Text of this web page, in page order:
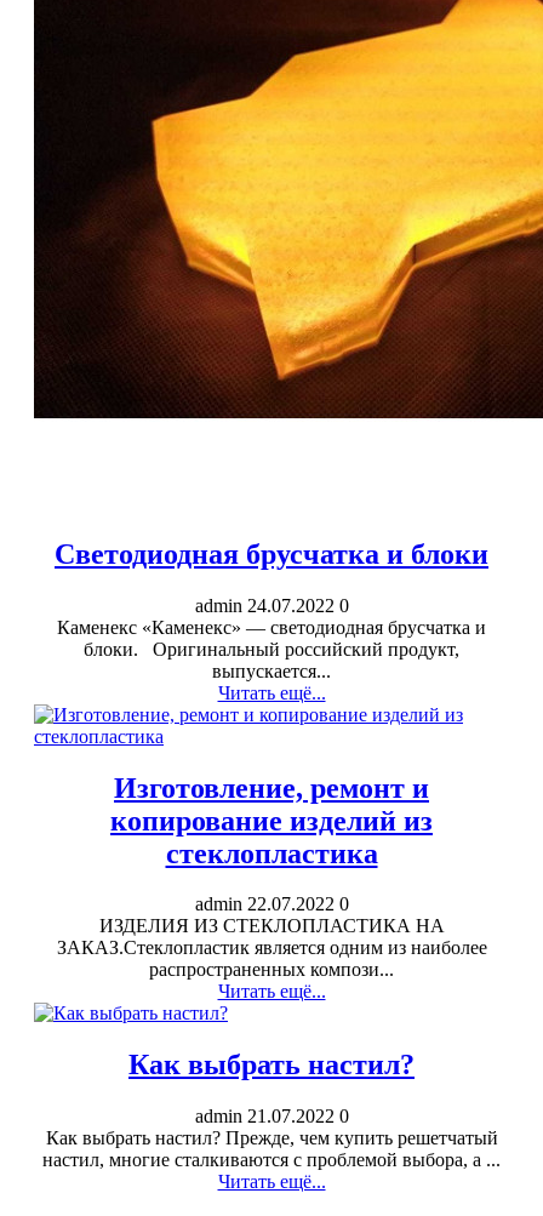
Светодиодная брусчатка и блоки
admin 24.07.2022 0
Каменекс «Каменекс» — светодиодная брусчатка и
блоки. Оригинальный российский продукт,
выпускается...
Читать ещё...
Изготовление, ремонт и
копирование изделий из
стеклопластика
admin 22.07.2022 0
ИЗДЕЛИЯ ИЗ СТЕКЛОПЛАСТИКА НА
ЗАКАЗ.Стеклопластик является одним из наиболее
распространенных компози...
Читать ещё...
Как выбрать настил?
admin 21.07.2022 0
Как выбрать настил? Прежде, чем купить решетчатый
настил, многие сталкиваются с проблемой выбора, а ...
Читать ещё...